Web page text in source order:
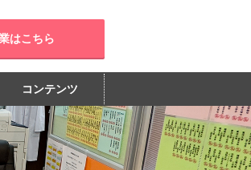
はこちら
コンテンツ